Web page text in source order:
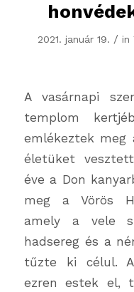
2021. január 19. / in
A vasárnapi
templom
emlékeztek meg
életüket
éve a Don
meg a Vörös
amely a vele
hadsereg és a
tűzte ki célul. A
ezren estek el,